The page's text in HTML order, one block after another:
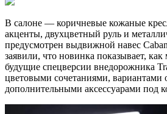
В салоне — коричневые кожаные
акценты, двухцветный руль и
предусмотрен выдвижной навес
заявили, что новинка показывает,
будущие спецверсии внедорожника
цветовыми сочетаниями, вариантами
дополнительными аксессуарами под